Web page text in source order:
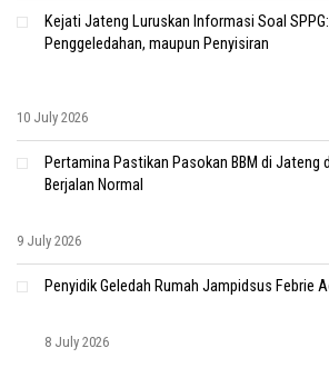
Kejati Jateng Luruskan Informasi Soal SPPG:
Penggeledahan, maupun Penyisiran
10 July 2026
Pertamina Pastikan Pasokan BBM di Jateng
Berjalan Normal
9 July 2026
Penyidik Geledah Rumah Jampidsus Febrie
8 July 2026